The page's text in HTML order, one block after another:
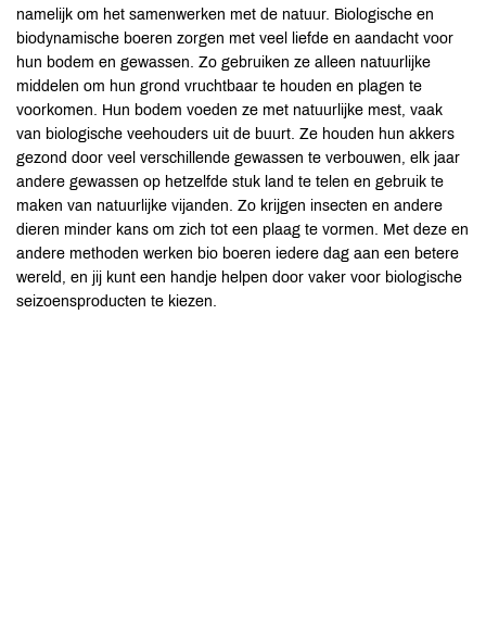
namelijk om het samenwerken met de natuur. Biologische en
biodynamische boeren zorgen met veel liefde en aandacht voor
hun bodem en gewassen. Zo gebruiken ze alleen natuurlijke
middelen om hun grond vruchtbaar te houden en plagen te
voorkomen. Hun bodem voeden ze met natuurlijke mest, vaak
van biologische veehouders uit de buurt. Ze houden hun akkers
gezond door veel verschillende gewassen te verbouwen, elk jaar
andere gewassen op hetzelfde stuk land te telen en gebruik te
maken van natuurlijke vijanden. Zo krijgen insecten en andere
dieren minder kans om zich tot een plaag te vormen. Met deze en
andere methoden werken bio boeren iedere dag aan een betere
wereld, en jij kunt een handje helpen door vaker voor biologische
seizoensproducten te kiezen.